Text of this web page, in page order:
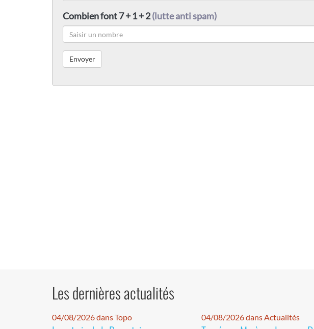
Combien font 7 + 1 + 2(lutte anti spam)
Les dernières actualités
04/08/2026 dans Topo 04/08/2026 dans Actualités